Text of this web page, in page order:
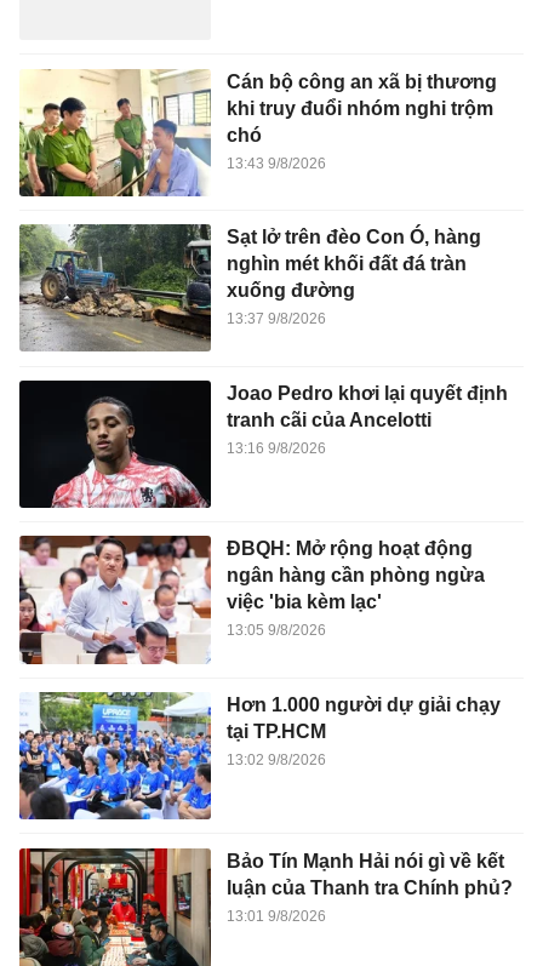
Cán bộ công an xã bị thương
khi truy đuổi nhóm nghi trộm
chó
13:43 9/8/2026
Sạt lở trên đèo Con Ó, hàng
nghìn mét khối đất đá tràn
xuống đường
13:37 9/8/2026
Joao Pedro khơi lại quyết định
tranh cãi của Ancelotti
13:16 9/8/2026
ĐBQH: Mở rộng hoạt động
ngân hàng cần phòng ngừa
việc 'bia kèm lạc'
13:05 9/8/2026
Hơn 1.000 người dự giải chạy
tại TP.HCM
13:02 9/8/2026
Bảo Tín Mạnh Hải nói gì về kết
luận của Thanh tra Chính phủ?
13:01 9/8/2026